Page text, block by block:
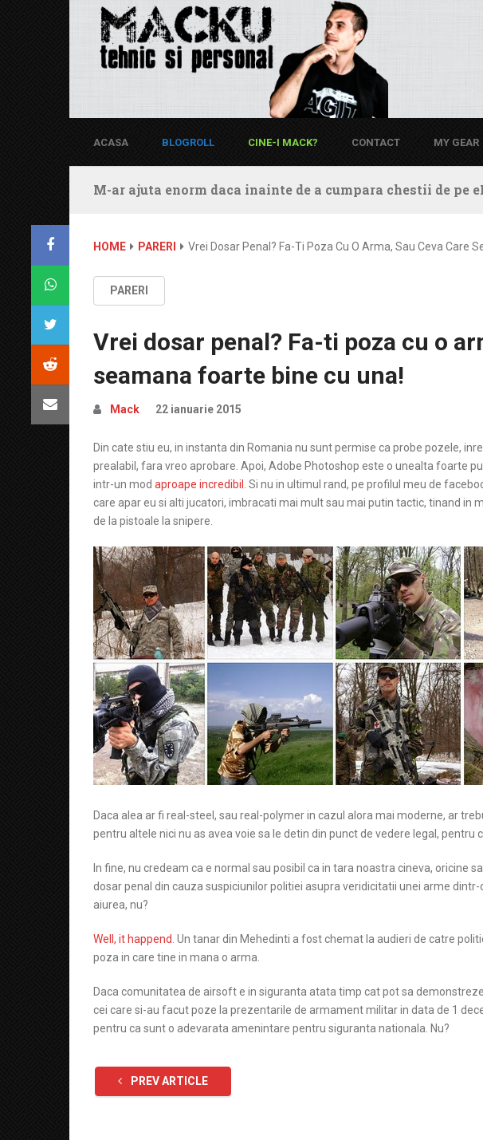
ACASA BLOGROLL CINE-I MACK? CONTACT MY GEAR
M-ar ajuta enorm daca inainte de a cumpara chestii de pe
HOME PARERI Vrei Dosar Penal? Fa-Ti Poza Cu O Arma, Sau Ceva Care
PARERI
Vrei dosar penal? Fa-ti poza cu o
seamana foarte bine cu una!
Mack 22 ianuarie 2015
Din cate stiu eu, in instanta din Romania nu sunt permise ca probe pozele,
prealabil, fara vreo aprobare. Apoi, Adobe Photoshop este o unealta foarte
intr-un mod aproape incredibil
. Si nu in ultimul rand, pe profilul meu de
care apar eu si alti jucatori, imbracati mai mult sau mai putin tactic, tinand in
de la pistoale la snipere.
Daca alea ar fi real-steel, sau real-polymer in cazul alora mai moderne, ar
pentru altele nici nu as avea voie sa le detin din punct de vedere legal, pentru
In fine, nu credeam ca e normal sau posibil ca in tara noastra cineva, oricine
dosar penal din cauza suspiciunilor politiei asupra veridicitatii unei arme
aiurea, nu?
Well, it happend . Un tanar din Mehedinti a fost chemat la audieri de catre
poza in care tine in mana o arma.
Daca comunitatea de airsoft e in siguranta atata timp cat pot sa
cei care si-au facut poze la prezentarile de armament militar in data de 1
pentru ca sunt o adevarata amenintare pentru siguranta nationala. Nu?
PREV ARTICLE